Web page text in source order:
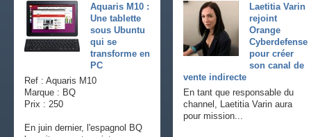
Laetitia Varin
rejoint
Orange
Cyberdefense
pour créer
son canal de
vente indirecte
En tant que responsable du
channel, Laetitia Varin aura
pour mission...
Aquaris M10 :
Une tablette
sous Ubuntu
qui se
transforme en
PC
Ref : Aquaris M10
Marque : BQ
Prix : 250
En juin dernier, l'espagnol BQ